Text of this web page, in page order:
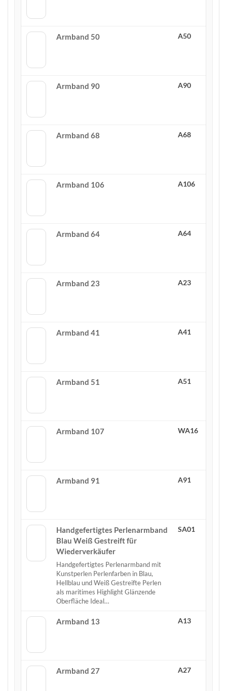
Armband 50 A50
Armband 90 A90
Armband 68 A68
Armband 106 A106
Armband 64 A64
Armband 23 A23
Armband 41 A41
Armband 51 A51
Armband 107 WA16
Armband 91 A91
Handgefertigtes Perlenarmband
Blau Weiß Gestreift für
Wiederverkäufer
Handgefertigtes Perlenarmband mit
Kunstperlen Perlenfarben in Blau,
Hellblau und Weiß Gestreifte Perlen
als maritimes Highlight Glänzende
Oberfläche Ideal…
SA01
Armband 13 A13
Armband 27 A27